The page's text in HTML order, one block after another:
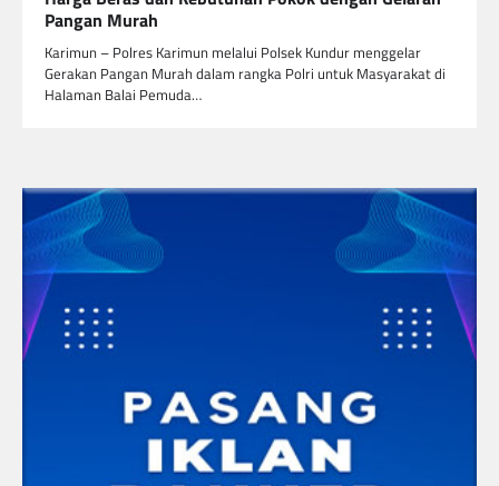
Pangan Murah
Karimun – Polres Karimun melalui Polsek Kundur menggelar
Gerakan Pangan Murah dalam rangka Polri untuk Masyarakat di
Halaman Balai Pemuda…